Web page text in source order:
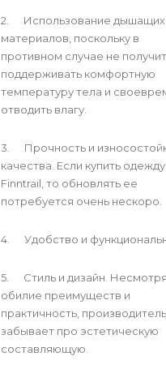
2. Использование дышащих
материалов, поскольку в
противном случае не
поддерживать комфортную
температуру тела и
отводить влагу.
3. Прочность и
качества. Если купить одежду
Finntrail, то обновлять ее
потребуется очень нескоро.
4. Удобство и
5. Стиль и дизайн.
обилие преимуществ и
практичность,
забывает про эстетическую
составляющую.